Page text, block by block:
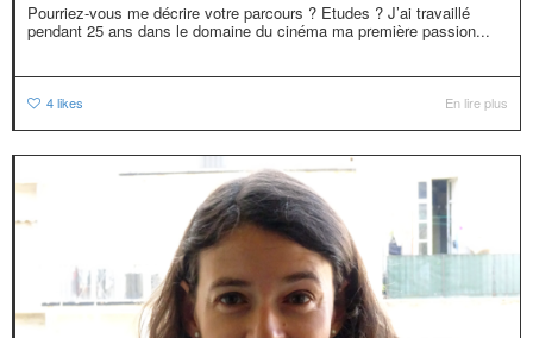
Pourriez-vous me décrire votre parcours ? Etudes ? J’ai travaillé
pendant 25 ans dans le domaine du cinéma ma première passion...
4likes En lire plus